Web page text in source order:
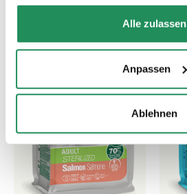
Alle zulassen
Anpassen
Ablehnen